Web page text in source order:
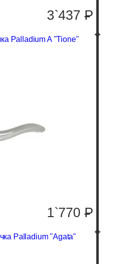
3`437 P
Palladium A "Tione"
1`770 P
Palladium "Agata"